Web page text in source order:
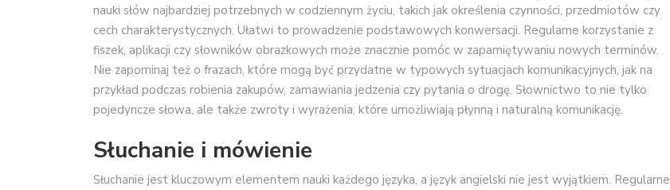
nauki słów najbardziej potrzebnych w codziennym życiu, takich jak określenia czynności, przedmiotów czy
cech charakterystycznych. Ułatwi to prowadzenie podstawowych konwersacji. Regularne korzystanie z
fiszek, aplikacji czy słowników obrazkowych może znacznie pomóc w zapamiętywaniu nowych terminów.
Nie zapominaj też o frazach, które mogą być przydatne w typowych sytuacjach komunikacyjnych, jak na
przykład podczas robienia zakupów, zamawiania jedzenia czy pytania o drogę. Słownictwo to nie tylko
pojedyncze słowa, ale także zwroty i wyrażenia, które umożliwiają płynną i naturalną komunikację.
Słuchanie i mówienie
Słuchanie jest kluczowym elementem nauki każdego języka, a język angielski nie jest wyjątkiem. Regularne